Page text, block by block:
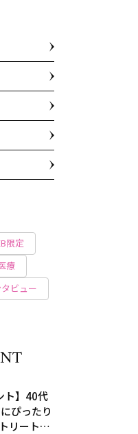
限定
療
ビュー
ト】40代
ぴったり
リートメ